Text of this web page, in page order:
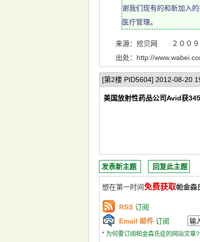
谢我们现有的和新加入
医疗管理。
来源：挖贝网 ２００９.
出处：http://
[第2楼 PID5604] 2012-08-20
美国放射性药品公司Avid获
发表新主题 回复此主题
想在第一时间免费获取帕金森
RSS 订阅
Email 邮件 订阅
* 为何要订阅帕金森氏症的网站文章?